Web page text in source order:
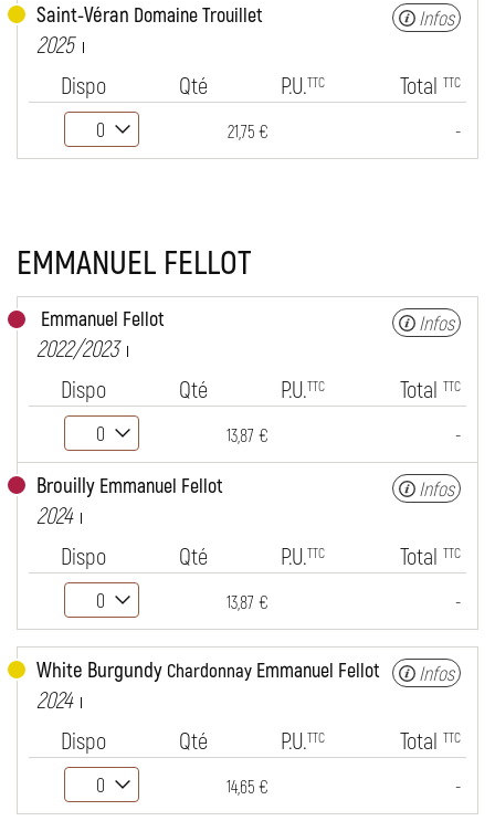
Saint-Véran Domaine Trouillet
2025
Infos
Dispo Qté P.U.TTC Total TTC
21,75 € -
EMMANUEL FELLOT
Emmanuel Fellot
2022/2023
Infos
Dispo Qté P.U.TTC Total TTC
13,87 € -
Brouilly Emmanuel Fellot
2024
Infos
Dispo Qté P.U.TTC Total TTC
13,87 € -
White Burgundy Chardonnay Emmanuel Fellot
2024
Infos
Dispo Qté P.U.TTC Total TTC
14,65 € -